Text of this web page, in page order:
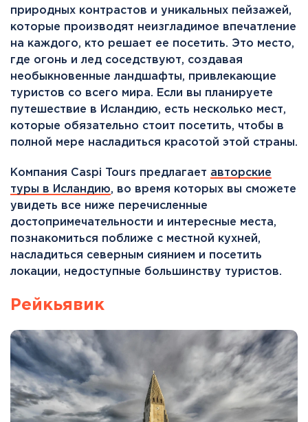
природных контрастов и уникальных пейзажей,
которые производят неизгладимое впечатление
на каждого, кто решает ее посетить. Это место,
где огонь и лед соседствуют, создавая
необыкновенные ландшафты, привлекающие
туристов со всего мира. Если вы планируете
путешествие в Исландию, есть несколько мест,
которые обязательно стоит посетить, чтобы в
полной мере насладиться красотой этой страны.
Компания Caspi Tours предлагает авторские
туры в Исландию, во время которых вы сможете
увидеть все ниже перечисленные
достопримечательности и интересные места,
познакомиться поближе с местной кухней,
насладиться северным сиянием и посетить
локации, недоступные большинству туристов.
Рейкьявик